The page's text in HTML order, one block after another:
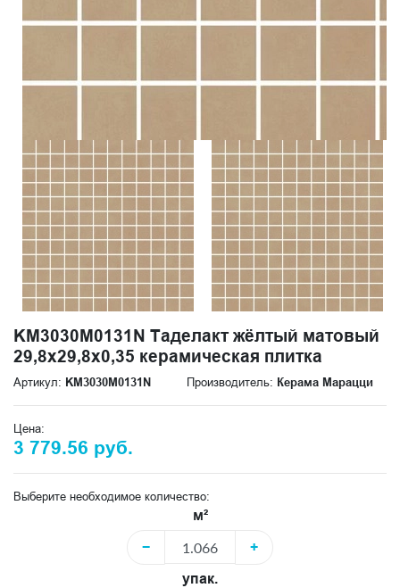
KM3030M0131N Таделакт жёлтый матовый
29,8x29,8x0,35 керамическая плитка
Артикул: KM3030M0131N Производитель: Керама Марацци
Цена:
3 779.56 руб.
Выберите необходимое количество:
м²
−
+
упак.